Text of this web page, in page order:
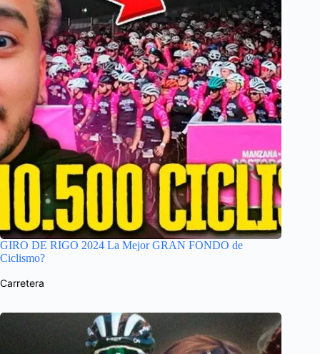
GIRO DE RIGO 2024 La Mejor GRAN FONDO de
Ciclismo?
Carretera